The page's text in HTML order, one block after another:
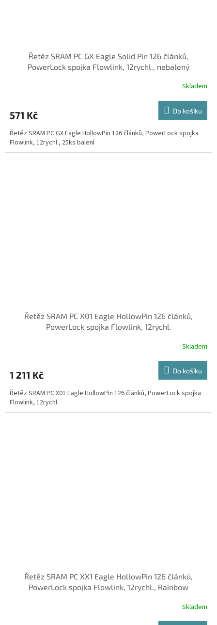
Řetěz SRAM PC GX Eagle Solid Pin 126 článků,
PowerLock spojka Flowlink, 12rychl., nebalený
Skladem
571 Kč Do košíku
Řetěz SRAM PC GX Eagle HollowPin 126 článků, PowerLock spojka
Flowlink, 12rychl., 25ks balení
Řetěz SRAM PC X01 Eagle HollowPin 126 článků,
PowerLock spojka Flowlink, 12rychl.
Skladem
1 211 Kč Do košíku
Řetěz SRAM PC X01 Eagle HollowPin 126 článků, PowerLock spojka
Flowlink, 12rychl.
Řetěz SRAM PC XX1 Eagle HollowPin 126 článků,
PowerLock spojka Flowlink, 12rychl., Rainbow
Skladem